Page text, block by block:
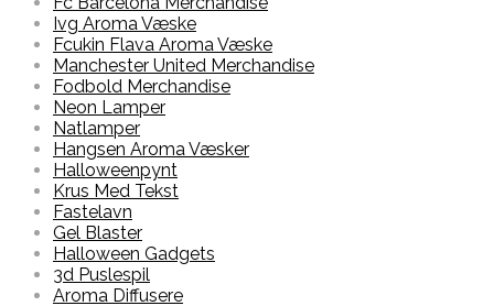
Ivg Aroma Væske
Fcukin Flava Aroma Væske
Manchester United Merchandise
Fodbold Merchandise
Neon Lamper
Natlamper
Hangsen Aroma Væsker
Halloweenpynt
Krus Med Tekst
Fastelavn
Gel Blaster
Halloween Gadgets
3d Puslespil
Aroma Diffusere